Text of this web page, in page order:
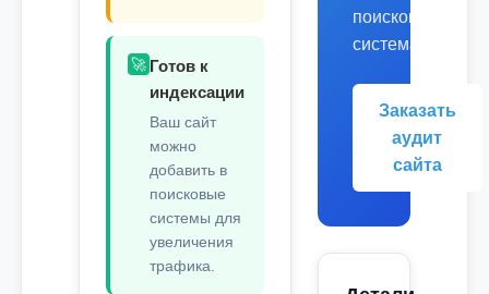
🚀 Готов к
индексации
Ваш сайт
можно
добавить в
поисковые
системы для
увеличения
трафика.
поисковых
системах.
Заказать
аудит
сайта